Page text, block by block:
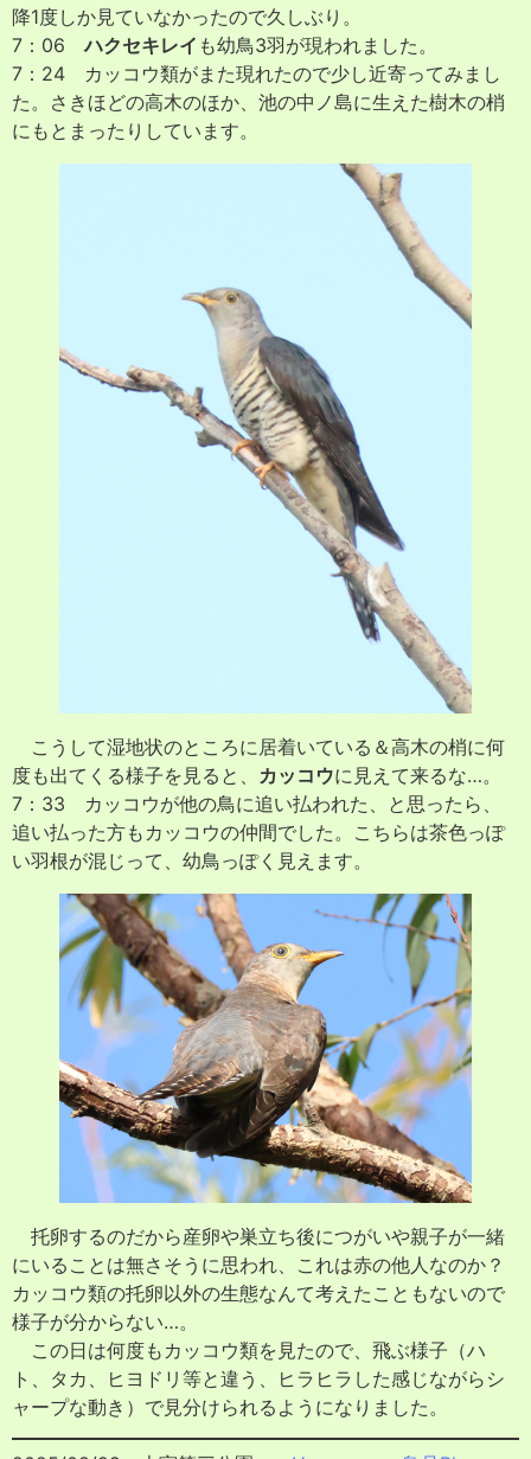
降1度しか見ていなかったので久しぶり。
7：06ハクセキレイ も幼鳥3羽が現われました。
7：24 カッコウ類がまた現れたので少し近寄ってみまし
た。さきほどの高木のほか、池の中ノ島に生えた樹木の梢
にもとまったりしています。
こうして湿地状のところに居着いている＆高木の梢に何
度も出てくる様子を見ると、 カッコウに見えて来るな…。
7：33 カッコウが他の鳥に追い払われた、と思ったら、
追い払った方もカッコウの仲間でした。こちらは茶色っぽ
い羽根が混じって、幼鳥っぽく見えます。
托卵するのだから産卵や巣立ち後につがいや親子が一緒
にいることは無さそうに思われ、これは赤の他人なのか？
カッコウ類の托卵以外の生態なんて考えたこともないので
様子が分からない…。
この日は何度もカッコウ類を見たので、飛ぶ様子（ハ
ト、タカ、ヒヨドリ等と違う、ヒラヒラした感じながらシ
ャープな動き）で見分けられるようになりました。